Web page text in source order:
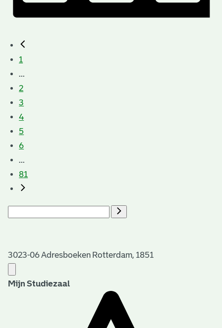
1
...
2
3
4
5
6
...
81
3023-06 Adresboeken Rotterdam, 1851
Mijn Studiezaal